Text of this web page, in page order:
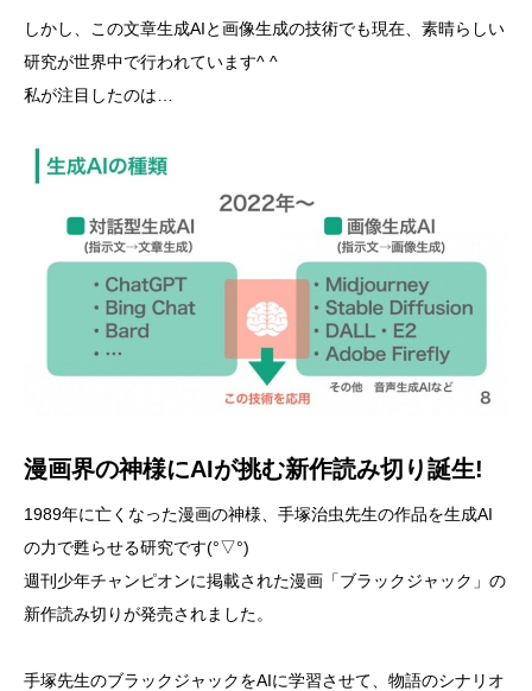
しかし、この文章生成AIと画像生成の技術でも現在、素晴らしい
研究が世界中で行われています^ ^
私が注目したのは…
漫画界の神様にAIが挑む新作読み切り誕生!
1989年に亡くなった漫画の神様、手塚治虫先生の作品を生成AI
の力で甦らせる研究です(°▽°)
週刊少年チャンピオンに掲載された漫画「ブラックジャック」の
新作読み切りが発売されました。
手塚先生のブラックジャックをAIに学習させて、物語のシナリオ